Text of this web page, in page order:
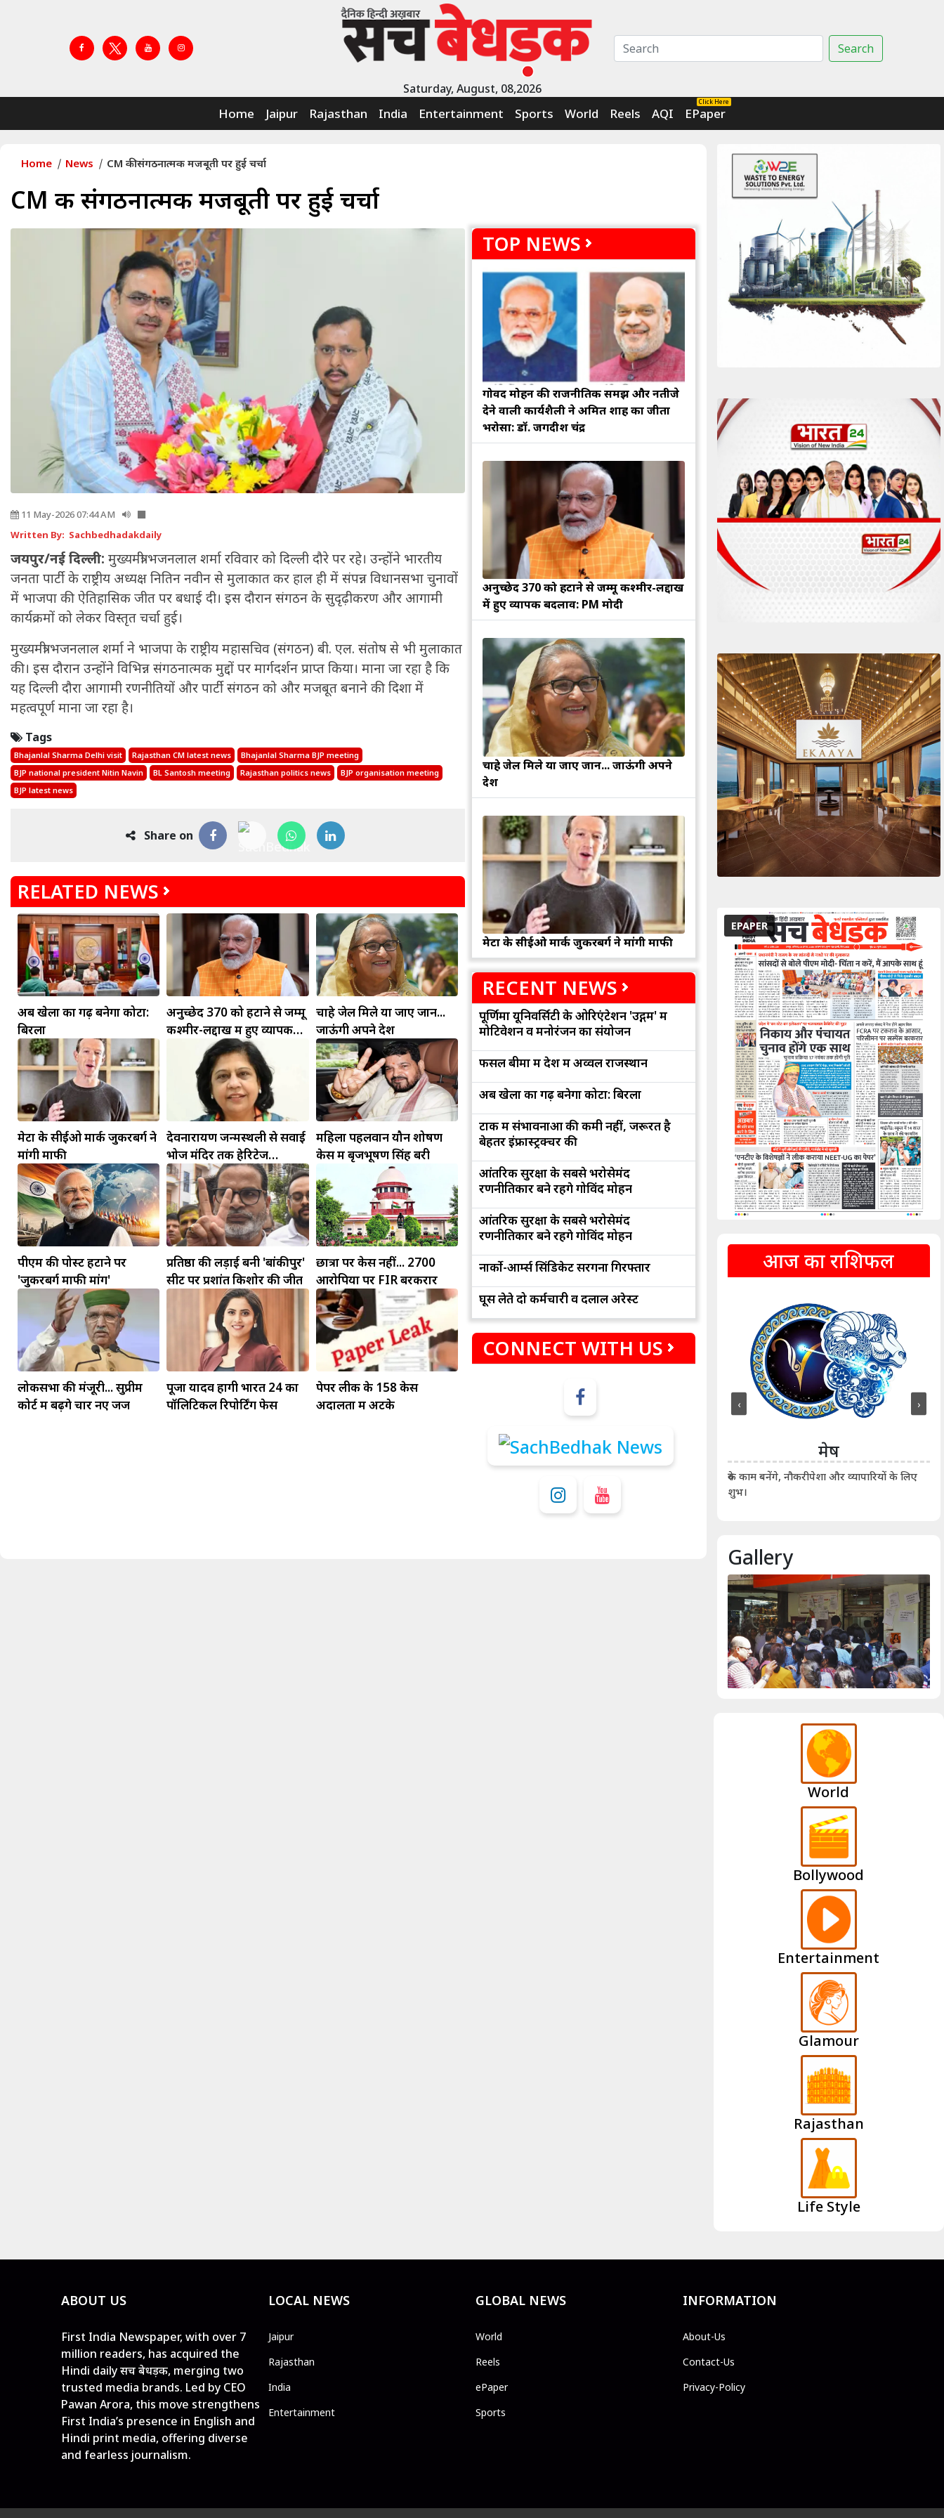
Saturday, August, 08,2026
Search
Home Jaipur Rajasthan India Entertainment Sports World Reels AQI
Click Here
EPaper
Home News CM की संगठनात्मक मजबूती पर हुई चर्चा
CM की संगठनात्मक मजबूती पर हुई चर्चा
11 May-2026 07:44 AM
Written By: Sachbedhadakdaily
जयपुर/नई दिल्ली: मुख्यमंत्री भजनलाल शर्मा रविवार को दिल्ली दौरे पर रहे। उन्होंने भारतीय
जनता पार्टी के राष्ट्रीय अध्यक्ष नितिन नवीन से मुलाकात कर हाल ही में संपन्न विधानसभा चुनावों
में भाजपा की ऐतिहासिक जीत पर बधाई दी। इस दौरान संगठन के सुदृढ़ीकरण और आगामी
कार्यक्रमों को लेकर विस्तृत चर्चा हुई।
मुख्यमंत्री भजनलाल शर्मा ने भाजपा के राष्ट्रीय महासचिव (संगठन) बी. एल. संतोष से भी मुलाकात
की। इस दौरान उन्होंने विभिन्न संगठनात्मक मुद्दों पर मार्गदर्शन प्राप्त किया। माना जा रहा है कि
यह दिल्ली दौरा आगामी रणनीतियों और पार्टी संगठन को और मजबूत बनाने की दिशा में
महत्वपूर्ण माना जा रहा है।
Tags
Bhajanlal Sharma Delhi visit Rajasthan CM latest news
Bhajanlal Sharma BJP meeting
BJP national president Nitin Navin
BL Santosh meeting Rajasthan politics news
BJP organisation meeting
BJP latest news
Share on
RELATED NEWS
अब खेलों का गढ़ बनेगा कोटा:
बिरला
अनुच्छेद 370 को हटाने से जम्मू
कश्मीर-लद्दाख में हुए व्यापक
बदलाव: PM मोदी
चाहे जेल मिले या जाए जान...
जाऊंगी अपने देश
मेटा के सीईओ मार्क जुकरबर्ग ने
मांगी माफी
देवनारायण जन्मस्थली से सवाई
भोज मंदिर तक हेरिटेज
कॉरिडोर बनाने की मांग
महिला पहलवान यौन शोषण
केस में बृजभूषण सिंह बरी
पीएम की पोस्ट हटाने पर
'जुकरबर्ग माफी मांगें'
प्रतिष्ठा की लड़ाई बनी 'बांकीपुर'
सीट पर प्रशांत किशोर की जीत
छात्रों पर केस नहीं... 2700
आरोपियों पर FIR बरकरार
लोकसभा की मंजूरी... सुप्रीम
कोर्ट में बढ़ेंगे चार नए जज
पूजा यादव होंगी भारत 24 का
पॉलिटिकल रिपोर्टिंग फेस
पेपर लीक के 158 केस
अदालतों में अटके
TOP NEWS
गोविंद मोहन की राजनीतिक समझ और नतीजे
देने वाली कार्यशैली ने अमित शाह का जीता
भरोसा: डॉ. जगदीश चंद्र
अनुच्छेद 370 को हटाने से जम्मू कश्मीर-लद्दाख
में हुए व्यापक बदलाव: PM मोदी
चाहे जेल मिले या जाए जान... जाऊंगी अपने
देश
मेटा के सीईओ मार्क जुकरबर्ग ने मांगी माफी
RECENT NEWS
पूर्णिमा यूनिवर्सिटी के ओरिएंटेशन 'उद्गम' में
मोटिवेशन व मनोरंजन का संयोजन
फसल बीमा में देश में अव्वल राजस्थान
अब खेलों का गढ़ बनेगा कोटा: बिरला
टोंक में संभावनाओं की कमी नहीं, जरूरत है
बेहतर इंफ्रास्ट्रक्चर की
आंतरिक सुरक्षा के सबसे भरोसेमंद
रणनीतिकार बने रहेंगे गोविंद मोहन
आंतरिक सुरक्षा के सबसे भरोसेमंद
रणनीतिकार बने रहेंगे गोविंद मोहन
नार्को-आर्म्स सिंडिकेट सरगना गिरफ्तार
घूस लेते दो कर्मचारी व दलाल अरेस्ट
CONNECT WITH US
EPAPER
आज का राशिफल
धनलाभ के अवसरों में वृद्धि के साथ अपनी योजनाओंसंभलकर रहे, जल्दबाजी नहीं दिखाए। कानूनी वाद-
विवादों से बचे।
मेष
रुके काम बनेंगे, नौकरीपेशा और व्यापारियों के लिए
शुभ।
‹ ›
Gallery
World
Bollywood
Entertainment
Glamour
Rajasthan
Life Style
ABOUT US
First India Newspaper, with over 7
million readers, has acquired the
Hindi daily सच बेधड़क, merging two
trusted media brands. Led by CEO
Pawan Arora, this move strengthens
First India’s presence in English and
Hindi print media, offering diverse
and fearless journalism.
LOCAL NEWS
Jaipur
Rajasthan
India
Entertainment
GLOBAL NEWS
World
Reels
ePaper
Sports
INFORMATION
About-Us
Contact-Us
Privacy-Policy